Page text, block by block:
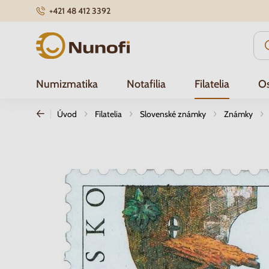
+421 48 412 3392
Nunofi.sk
Numizmatika Notafilia Filatelia
Úvod Filatelia Slovenské známky Známky